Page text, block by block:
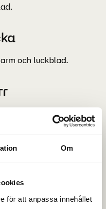
Om
för att anpassa innehållet
och luckblad.
och dörrblad.